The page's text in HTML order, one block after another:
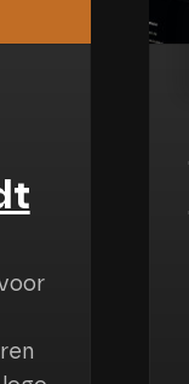
een
met